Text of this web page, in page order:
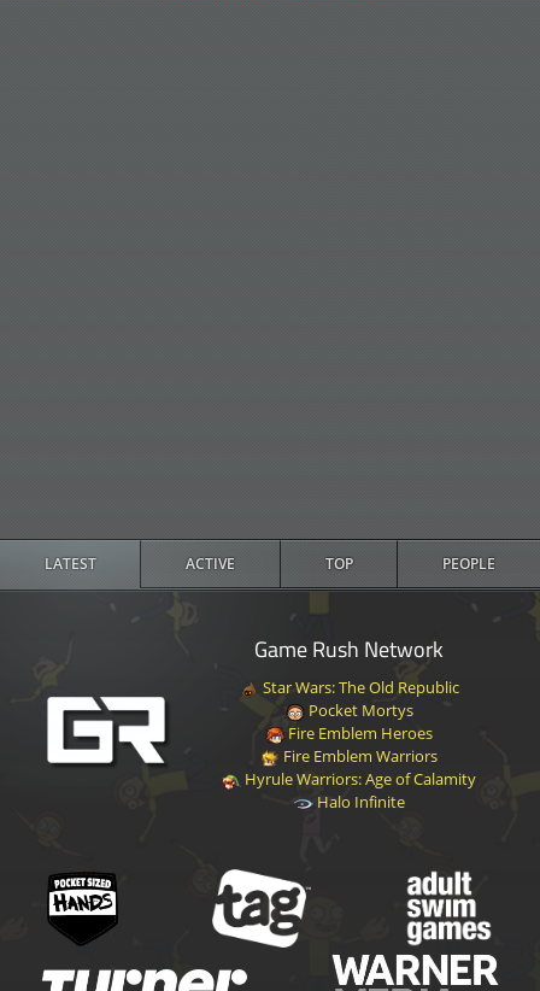
LATEST ACTIVE TOP PEOPLE
Game Rush Network
Star Wars: The Old Republic
Pocket Mortys
Fire Emblem Heroes
Fire Emblem Warriors
Hyrule Warriors: Age of Calamity
Halo Infinite